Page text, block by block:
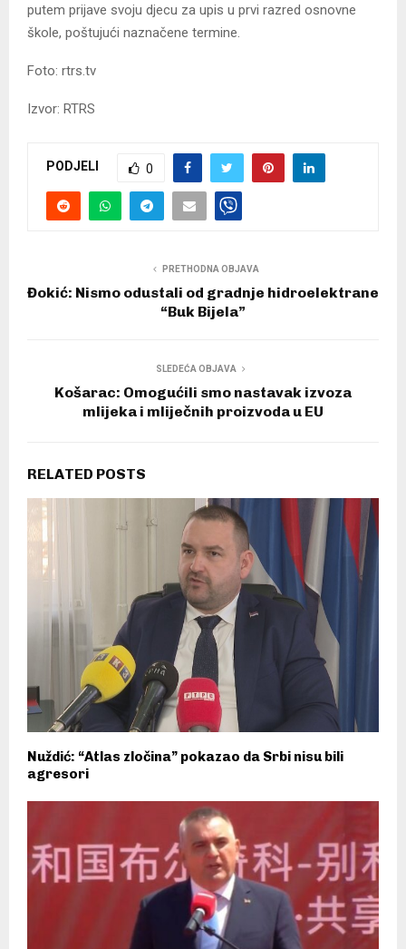
putem prijave svoju djecu za upis u prvi razred osnovne
škole, poštujući naznačene termine.
Foto: rtrs.tv
Izvor: RTRS
PODJELI 0
PRETHODNA OBJAVA
Đokić: Nismo odustali od gradnje hidroelektrane
“Buk Bijela”
SLEDEĆA OBJAVA
Košarac: Omogućili smo nastavak izvoza
mlijeka i mliječnih proizvoda u EU
RELATED POSTS
Nuždić: “Atlas zločina” pokazao da Srbi nisu bili
agresori